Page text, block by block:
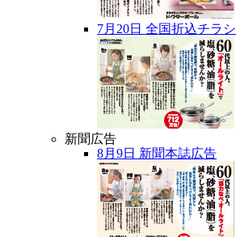
7月20日 全国折込チラシ
新聞広告
8月9日 新聞本誌広告